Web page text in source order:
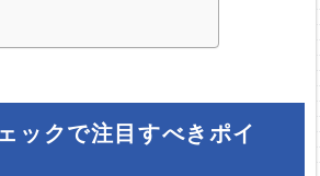
ックで注目すべきポイ